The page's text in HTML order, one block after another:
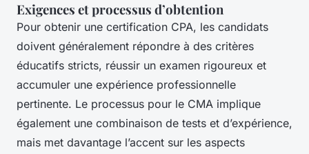
Exigences et processus d’obtention
Pour obtenir une certification CPA, les candidats
doivent généralement répondre à des critères
éducatifs stricts, réussir un examen rigoureux et
accumuler une expérience professionnelle
pertinente. Le processus pour le CMA implique
également une combinaison de tests et d’expérience,
mais met davantage l’accent sur les aspects